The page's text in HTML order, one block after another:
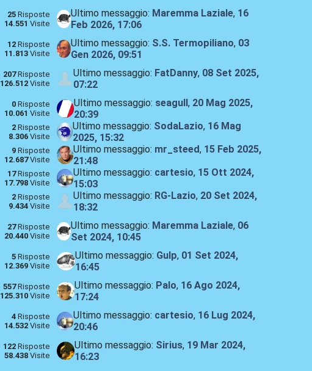
25Risposte
14.551 Visite
Ultimo messaggio: Maremma Laziale, 16
Feb 2026, 17:06
12Risposte
11.813Visite
Ultimo messaggio: S.S. Termopiliano, 03
Gen 2026, 09:51
207Risposte
126.512Visite
Ultimo messaggio: FatDanny, 08 Set 2025,
07:22
0Risposte
10.061 Visite
Ultimo messaggio: seagull , 20 Mag 2025,
20:39
2Risposte
8.306Visite
Ultimo messaggio: SodaLazio, 16 Mag
2025, 15:32
9Risposte
12.687Visite
Ultimo messaggio: mr_steed, 15 Feb 2025,
21:48
17Risposte
17.798Visite
Ultimo messaggio: cartesio, 15 Ott 2024,
15:03
2Risposte
9.434Visite
Ultimo messaggio: RG-Lazio, 20 Set 2024,
18:32
27Risposte
20.440Visite
Ultimo messaggio: Maremma Laziale, 06
Set 2024, 10:45
5Risposte
12.369Visite
Ultimo messaggio: Gulp, 01 Set 2024,
16:45
557Risposte
125.310Visite
Ultimo messaggio: Palo, 16 Ago 2024,
17:24
4Risposte
14.532Visite
Ultimo messaggio: cartesio, 16 Lug 2024,
20:46
122Risposte
58.438Visite
Ultimo messaggio: Sirius, 19 Mar 2024,
16:23